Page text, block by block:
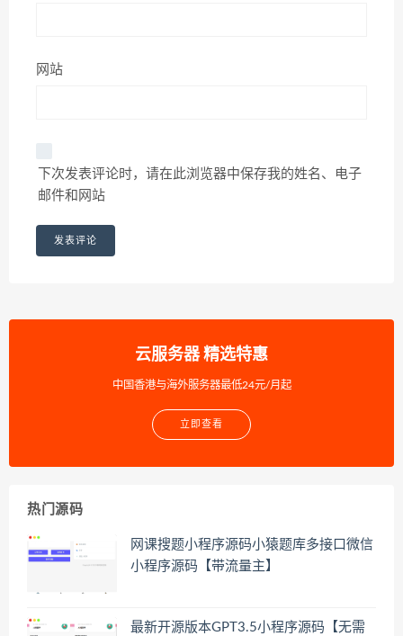
网站
下次发表评论时，请在此浏览器中保存我的姓名、电子
邮件和网站
云服务器 精选特惠
中国香港与海外服务器最低24元/月起
立即查看
热门源码
网课搜题小程序源码小猿题库多接口微信
小程序源码【带流量主】
最新开源版本GPT3.5小程序源码【无需